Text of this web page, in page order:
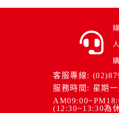
客服專線:
服務時間: 星期一
(12:30~13:30為